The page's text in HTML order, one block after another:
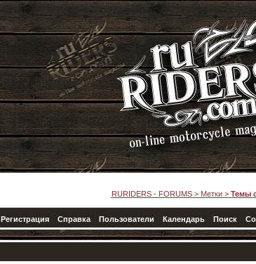
RURIDERS - FORUMS > Метки> Темы
Регистрация Справка Пользователи Календарь Поиск